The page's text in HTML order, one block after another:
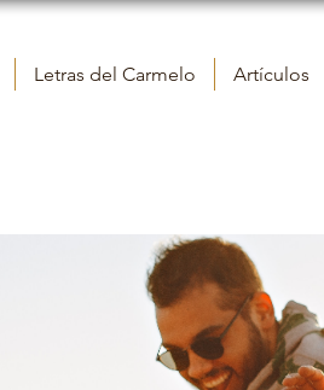
Letras del Carmelo Artículos